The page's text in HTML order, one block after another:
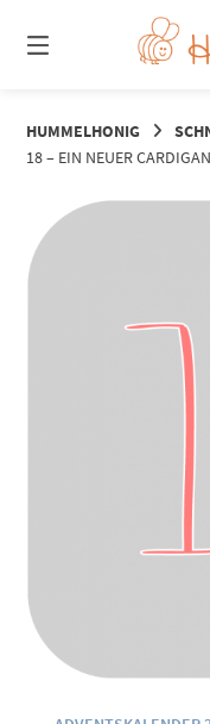
zum
Inhalt
HUMMELHONIG
18 – EIN NEUER